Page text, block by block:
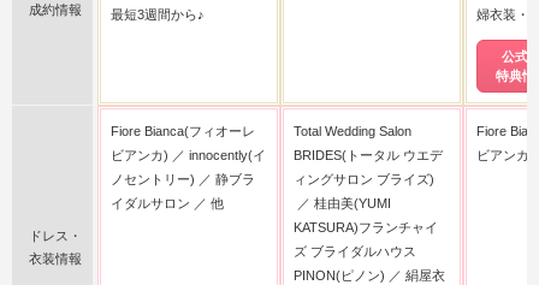
成約情報
最短3週間から♪
婦衣装・
公式
特典情
ドレス・
衣装情報
Fiore Bianca(フィオーレ
ビアンカ)
innocently(イ
ノセントリー)
静ブラ
イダルサロン
他
Total Wedding Salon
BRIDES(トータル ウエデ
ィングサロン ブライズ)
桂由美(YUMI
KATSURA)フランチャイ
ズ ブライダルハウス
PINON(ピノン)
絹屋衣
Fiore
ビアンカ)